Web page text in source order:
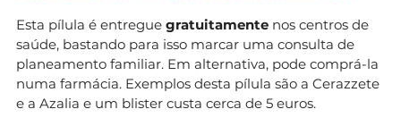
Esta pílula é entregue gratuitamente nos centros de
saúde, bastando para isso marcar uma consulta de
planeamento familiar. Em alternativa, pode comprá-la
numa farmácia. Exemplos desta pílula são a Cerazzete
e a Azalia e um blister custa cerca de 5 euros.